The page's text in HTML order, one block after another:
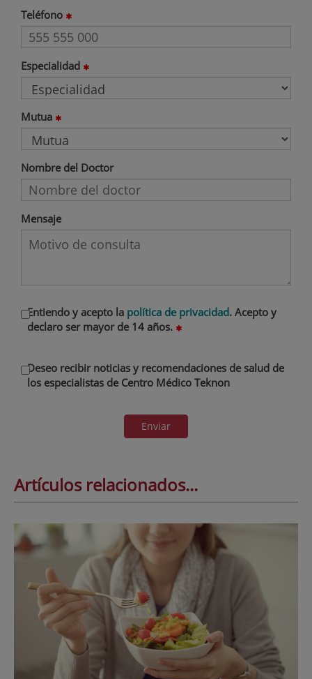
Teléfono
Especialidad
Mutua
Nombre del Doctor
Mensaje
Entiendo y acepto la política de privacidad. Acepto y
declaro ser mayor de 14 años.
Deseo recibir noticias y recomendaciones de salud de
los especialistas de Centro Médico Teknon
Enviar
Artículos relacionados...